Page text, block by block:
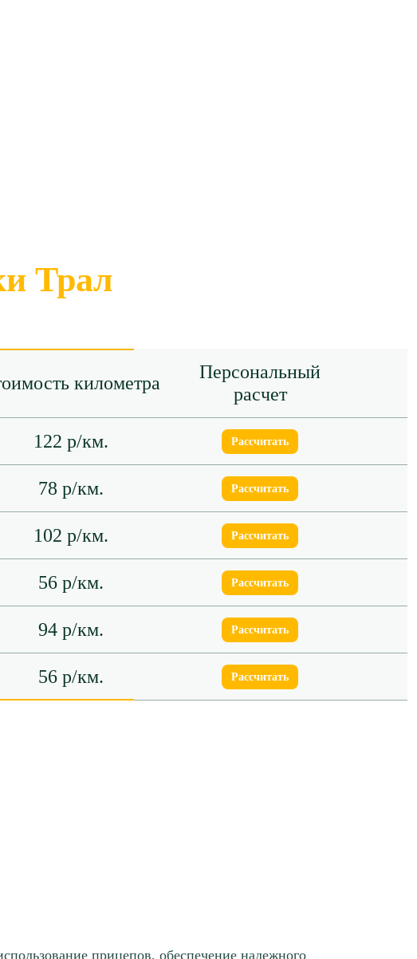
Трал
километра
Персональный
расчет
122 р/км. Рассчитать
78 р/км. Рассчитать
102 р/км. Рассчитать
56 р/км. Рассчитать
94 р/км. Рассчитать
56 р/км. Рассчитать
прицепов, обеспечение надежного